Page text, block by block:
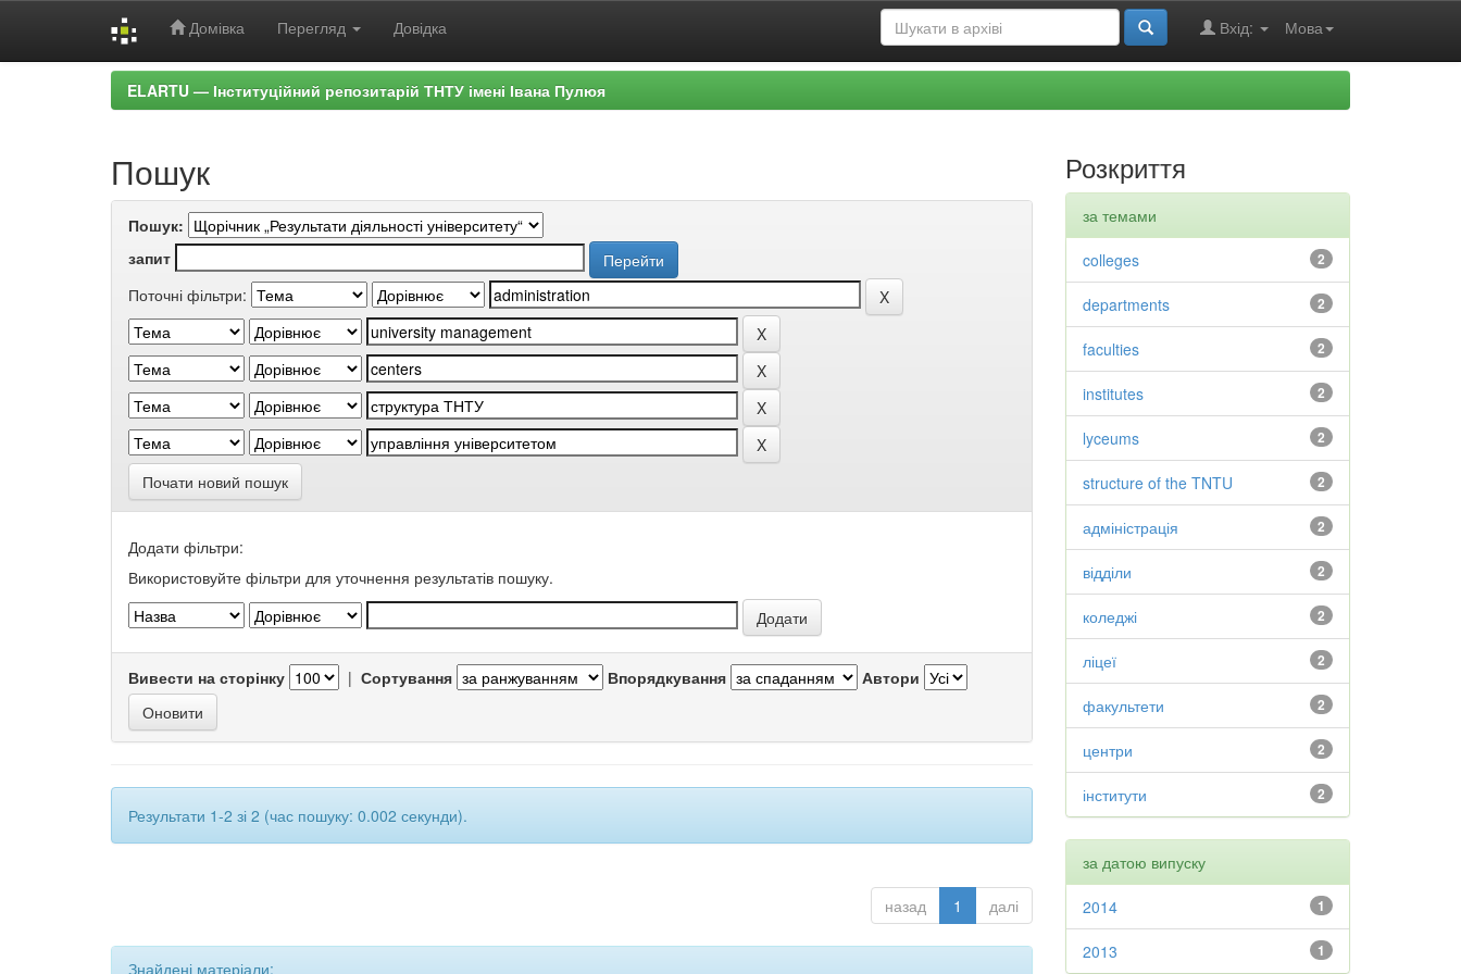
Домівка Перегляд Довідка Мова
Вхід:
ELARTU — Інституційний репозитарій ТНТУ імені Івана Пулюя
Пошук
Пошук:
запит
Поточні фільтри:
Почати новий пошук
Додати фільтри:
Використовуйте фільтри для уточнення результатів пошуку.
Вивести на сторінку | Сортування Впорядкування Автори
Результати 1-2 зі 2 (час пошуку: 0.002 секунди).
назад 1 далі
Знайдені матеріали:
Розкриття
за темами
2
colleges
2
departments
2
faculties
2
institutes
2
lyceums
2
structure of the TNTU
2
адміністрація
2
відділи
2
коледжі
2
ліцеї
2
факультети
2
центри
2
інститути
за датою випуску
1
2014
1
2013